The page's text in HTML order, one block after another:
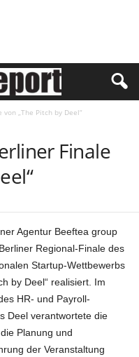
„The Pitch by Deel“
Finale
Agentur Beeftea group
Regional-Finale des
Startup-Wettbewerbs
by Deel“ realisiert. Im
HR- und Payroll-
Deel verantwortete die
Planung und
der Veranstaltung